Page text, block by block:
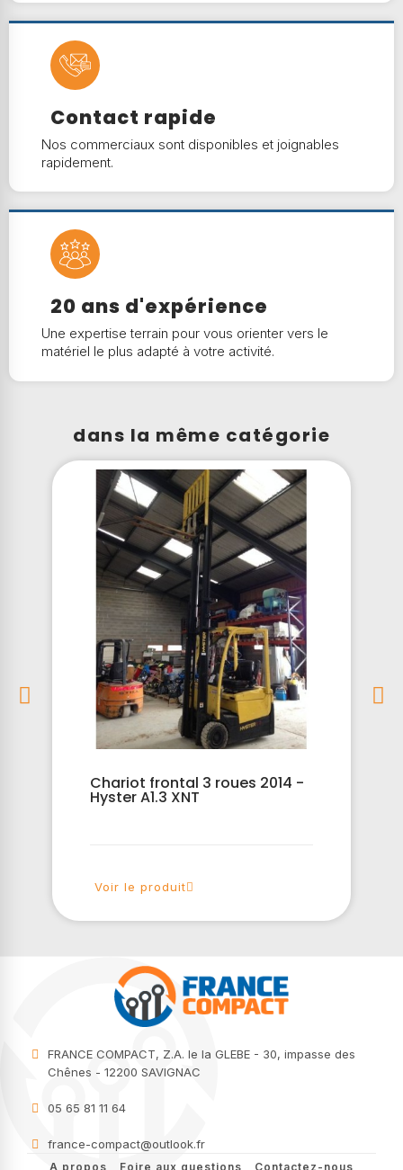
Contact rapide
Nos commerciaux sont disponibles et joignables
rapidement.
20 ans d'expérience
Une expertise terrain pour vous orienter vers le
matériel le plus adapté à votre activité.
dans la même catégorie
Chariot frontal 3 roues 2014 -
Hyster A1.3 XNT
Voir le produit
FRANCE COMPACT, Z.A. le la GLEBE - 30, impasse des
Chênes - 12200 SAVIGNAC
05 65 81 11 64
france-compact@outlook.fr
A propos Foire aux questions Contactez-nous